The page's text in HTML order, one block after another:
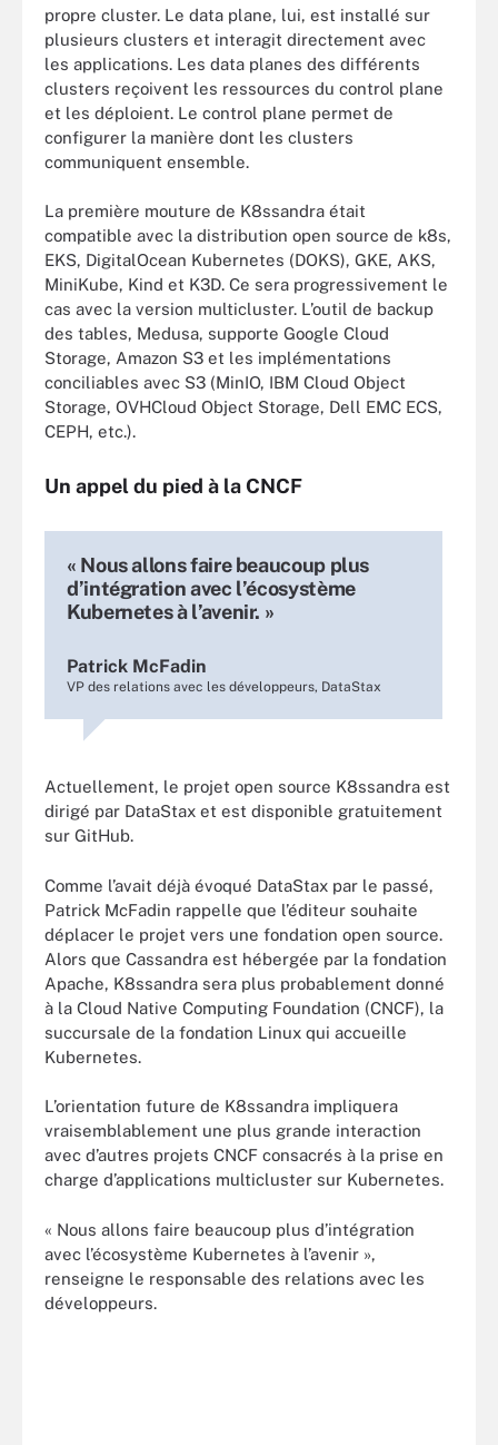
propre cluster. Le data plane, lui, est installé sur
plusieurs clusters et interagit directement avec
les applications. Les data planes des différents
clusters reçoivent les ressources du control plane
et les déploient. Le control plane permet de
configurer la manière dont les clusters
communiquent ensemble.
La première mouture de K8ssandra était
compatible avec la distribution open source de k8s,
EKS, DigitalOcean Kubernetes (DOKS), GKE, AKS,
MiniKube, Kind et K3D. Ce sera progressivement le
cas avec la version multicluster. L’outil de backup
des tables, Medusa, supporte Google Cloud
Storage, Amazon S3 et les implémentations
conciliables avec S3 (MinIO, IBM Cloud Object
Storage, OVHCloud Object Storage, Dell EMC ECS,
CEPH, etc.).
Un appel du pied à la CNCF
« Nous allons faire beaucoup plus
d’intégration avec l’écosystème
Kubernetes à l’avenir. »
Patrick McFadin
VP des relations avec les développeurs, DataStax
Actuellement, le projet open source K8ssandra est
dirigé par DataStax et est disponible gratuitement
sur GitHub.
Comme l’avait déjà évoqué DataStax par le passé,
Patrick McFadin rappelle que l’éditeur souhaite
déplacer le projet vers une fondation open source.
Alors que Cassandra est hébergée par la fondation
Apache, K8ssandra sera plus probablement donné
à la Cloud Native Computing Foundation (CNCF), la
succursale de la fondation Linux qui accueille
Kubernetes.
L’orientation future de K8ssandra impliquera
vraisemblablement une plus grande interaction
avec d’autres projets CNCF consacrés à la prise en
charge d’applications multicluster sur Kubernetes.
« Nous allons faire beaucoup plus d’intégration
avec l’écosystème Kubernetes à l’avenir »,
renseigne le responsable des relations avec les
développeurs.